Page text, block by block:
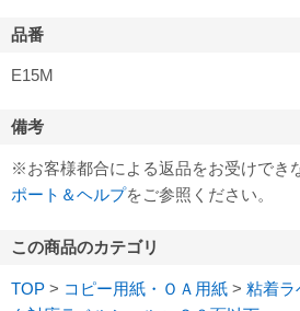
品番
E15M
備考
※お客様都合による返品をお受けでき
ポート＆ヘルプをご参照ください。
この商品のカテゴリ
TOP > コピー用紙・ＯＡ用紙 > 粘着ラ